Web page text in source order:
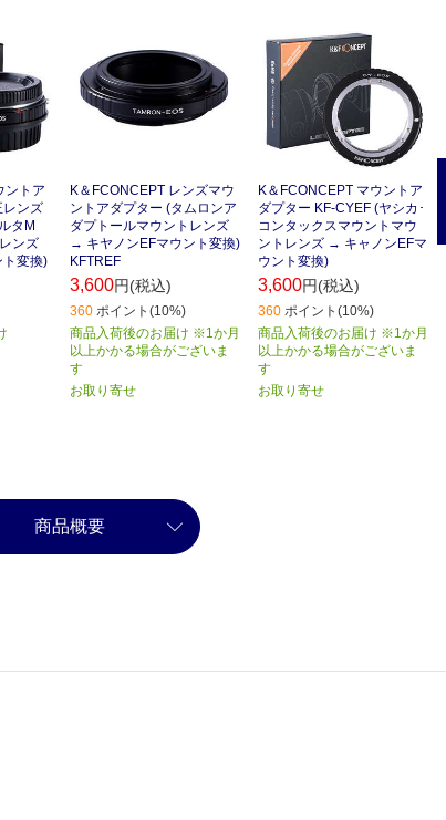
ントア
レンズ
タM
ンズ
変換)
K＆FCONCEPT レンズマウ
ントアダプター (タムロンア
ダプトールマウントレンズ
→ キヤノンEFマウント変換)
KFTREF
3,600円(税込)
360 ポイント(10%)
商品入荷後のお届け ※1か月
以上かかる場合がございま
す
お取り寄せ
K＆FCONCEPT マウントア
ダプター KF-CYEF (ヤシカ･
コンタックスマウントマウ
ントレンズ → キャノンEFマ
ウント変換)
3,600円(税込)
360 ポイント(10%)
商品入荷後のお届け ※1か月
以上かかる場合がございま
す
お取り寄せ
商品概要